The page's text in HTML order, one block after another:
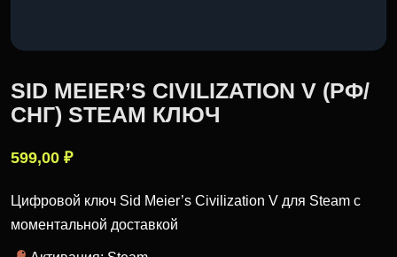
SID MEIER’S CIVILIZATION V (РФ/
СНГ) STEAM КЛЮЧ
599,00 ₽
Цифровой ключ Sid Meier’s Civilization V для Steam с
моментальной доставкой